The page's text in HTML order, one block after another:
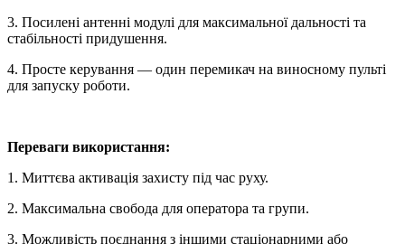
3. Посилені антенні модулі для максимальної дальності та
стабільності придушення.
4. Просте керування — один перемикач на виносному пульті
для запуску роботи.
Переваги використання:
1. Миттєва активація захисту під час руху.
2. Максимальна свобода для оператора та групи.
3. Можливість поєднання з іншими стаціонарними або